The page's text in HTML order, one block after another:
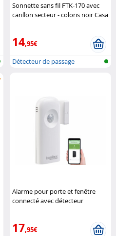
Sonnette sans fil FTK-170 avec
carillon secteur - coloris noir Casa
14,95€
Détecteur de passage
Alarme pour porte et fenêtre
connecté avec détecteur
17,95€